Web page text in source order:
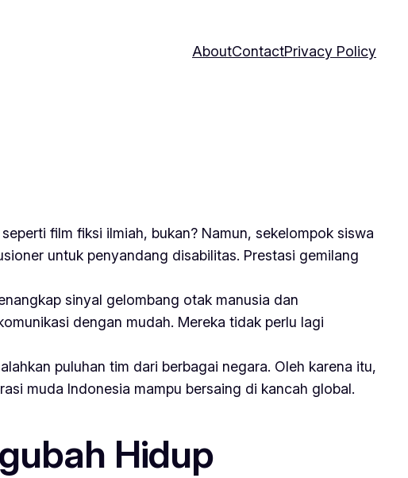
AboutContactPrivacy Policy
film fiksi ilmiah, bukan? Namun, sekelompok siswa
untuk penyandang disabilitas. Prestasi gemilang
sinyal gelombang otak manusia dan
dengan mudah. Mereka tidak perlu lagi
puluhan tim dari berbagai negara. Oleh karena itu,
muda Indonesia mampu bersaing di kancah global.
Hidup